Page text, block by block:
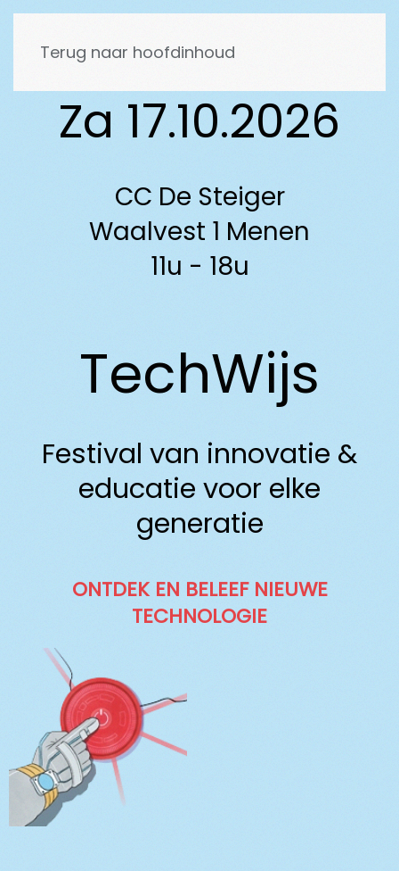
Terug naar hoofdinhoud
Za 17.10.2026
CC De Steiger
Waalvest 1 Menen
11u - 18u
TechWijs
Festival van innovatie &
educatie voor elke
generatie
ONTDEK EN BELEEF NIEUWE
TECHNOLOGIE